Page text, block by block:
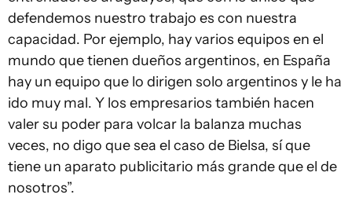
defendemos nuestro trabajo es con nuestra
capacidad. Por ejemplo, hay varios equipos en el
mundo que tienen dueños argentinos, en España
hay un equipo que lo dirigen solo argentinos y le ha
ido muy mal. Y los empresarios también hacen
valer su poder para volcar la balanza muchas
veces, no digo que sea el caso de Bielsa, sí que
tiene un aparato publicitario más grande que el de
nosotros”.